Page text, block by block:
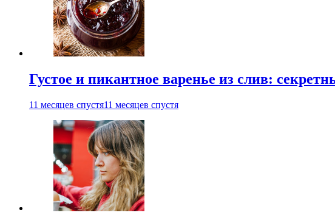
Густое и пикантное варенье из слив:
11 месяцев спустя11 месяцев спустя